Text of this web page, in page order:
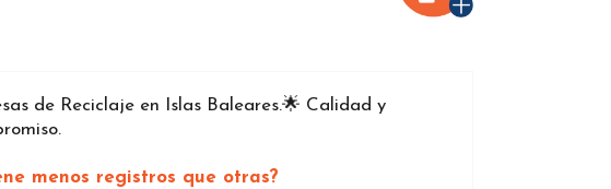
de Reciclaje en Islas Baleares.🌟 Calidad y
menos registros que otras?